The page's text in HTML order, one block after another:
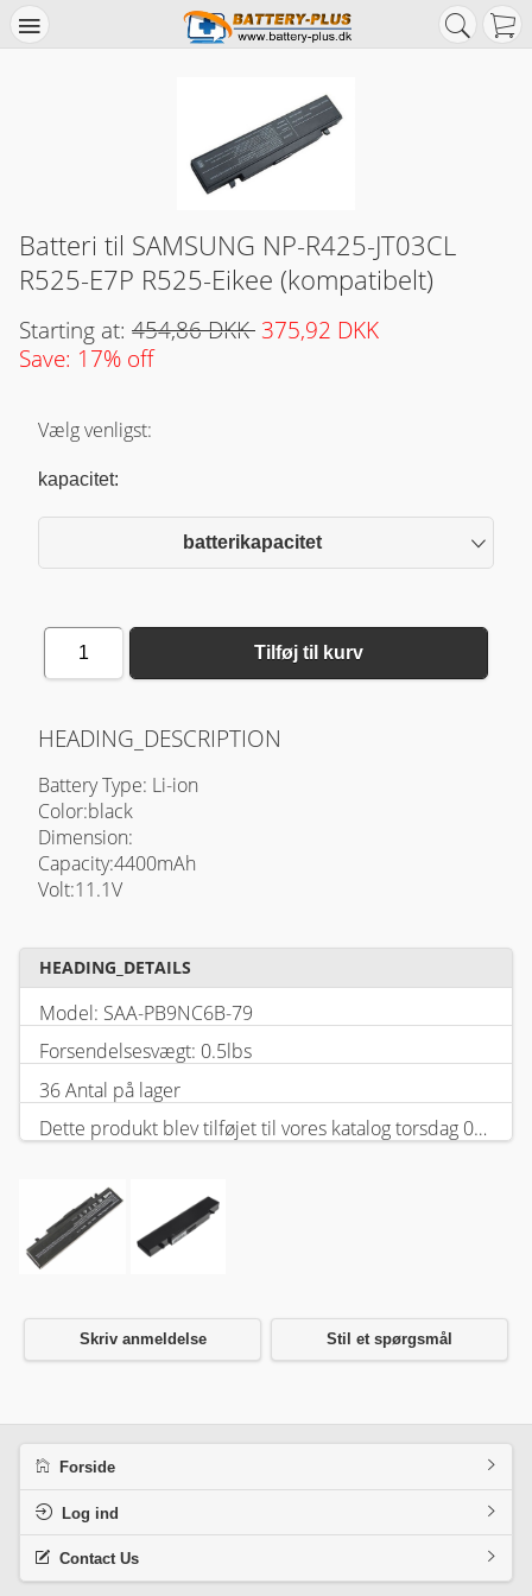
Batteri til SAMSUNG NP-R425-JT03CL
R525-E7P R525-Eikee (kompatibelt)
Starting at: 454,86 DKK 375,92 DKK
Save: 17% off
Vælg venligst:
kapacitet:
batterikapacitet
1 Tilføj til kurv
HEADING_DESCRIPTION
Battery Type: Li-ion
Color:black
Dimension:
Capacity:4400mAh
Volt:11.1V
HEADING_DETAILS
Model: SAA-PB9NC6B-79
Forsendelsesvægt: 0.5lbs
36 Antal på lager
Dette produkt blev tilføjet til vores katalog torsdag 05 februar, 2026.
Skriv anmeldelse Stil et spørgsmål
Forside
Log ind
Contact Us